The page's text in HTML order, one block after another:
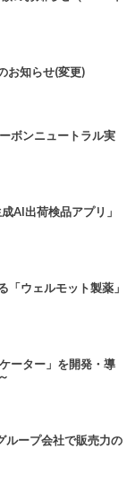
お知らせ(変更)
ボンニュートラル実
AI出荷検品アプリ」
「ウェルモット製薬」
ーター」を開発・導
ループ会社で販売力の